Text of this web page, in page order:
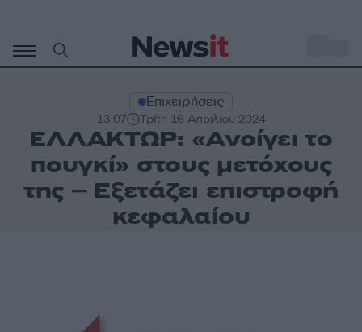
περιεχόμενο
Επιχειρήσεις
13:07 Τρίτη 16 Απριλίου 2024
ΕΛΛΑΚΤΩΡ: «Ανοίγει το
πουγκί» στους μετόχους
της – Εξετάζει επιστροφή
κεφαλαίου